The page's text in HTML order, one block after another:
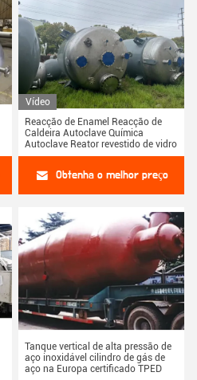
Vídeo
Reacção de Enamel Reacção de
Caldeira Autoclave Química
Autoclave Reator revestido de vidro
Obtenha o melhor preço
Tanque vertical de alta pressão de
aço inoxidável cilindro de gás de
aço na Europa certificado TPED